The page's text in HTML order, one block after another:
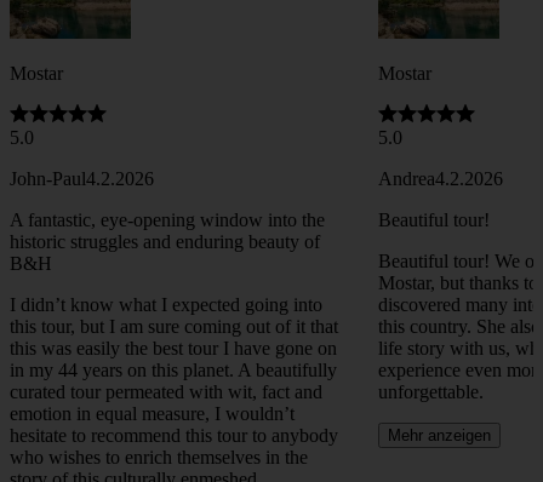
Mostar
5.0
John-Paul4.2.2026
A fantastic, eye-opening window into the
historic struggles and enduring beauty of
B&H
I didn’t know what I expected going into
this tour, but I am sure coming out of it that
this was easily the best tour I have gone on
in my 44 years on this planet. A beautifully
curated tour permeated with wit, fact and
emotion in equal measure, I wouldn’t
hesitate to recommend this tour to anybody
who wishes to enrich themselves in the
Mostar
5.0
Andrea4.2.2026
Beautiful tour!
Beautiful tour! We
Mostar, but thanks
discovered many
this country. She
life story with us,
experience even
unforgettable.
Mehr anzeigen